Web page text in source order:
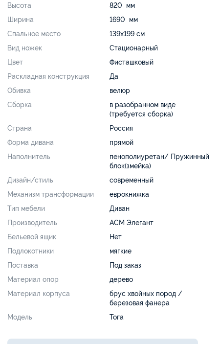
Высота
820 мм
Ширина
1690 мм
Спальное место
139х199 см
Вид ножек
Стационарный
Цвет
Фисташковый
Раскладная конструкция
Да
Обивка
велюр
Сборка
в разобранном виде
(требуется сборка)
Страна
Россия
Форма дивана
прямой
Наполнитель
пенополиуретан/ Пружинный
блок(змейка)
Дизайн/стиль
современный
Механизм трансформации
еврокнижка
Тип мебели
Диван
Производитель
АСМ Элегант
Бельевой ящик
Нет
Подлокотники
мягкие
Поставка
Под заказ
Материал опор
дерево
Материал корпуса
брус хвойных пород /
березовая фанера
Модель
Тога